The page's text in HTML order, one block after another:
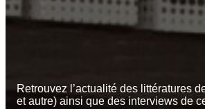
Retrouvez l’actualité des littératures
et autre) ainsi que des interviews de